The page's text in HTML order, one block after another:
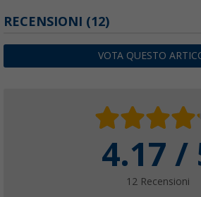
RECENSIONI (12)
VOTA QUESTO
4.17 /
12 Recensioni